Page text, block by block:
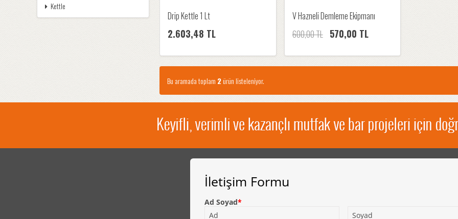
Kettle
Drip Kettle 1 Lt
2.603,48 TL
V Hazneli Demleme Ekipmanı
600,00 TL 570,00 TL
Bu aramada toplam 2ürün listeleniyor.